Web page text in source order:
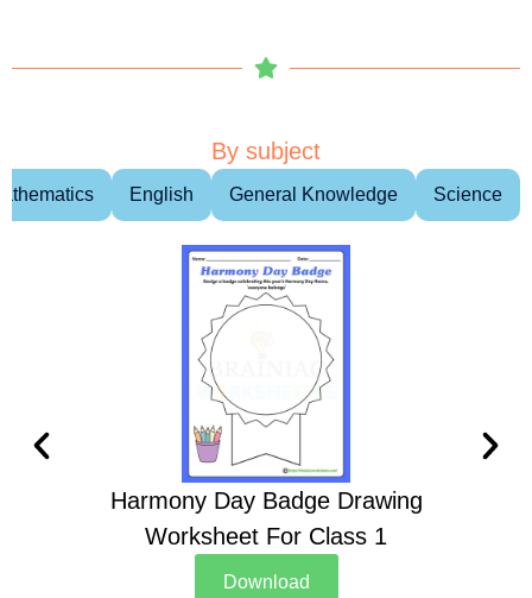
By subject
English General Knowledge Science
Harmony Day Badge Drawing
Worksheet For Class 1
Download